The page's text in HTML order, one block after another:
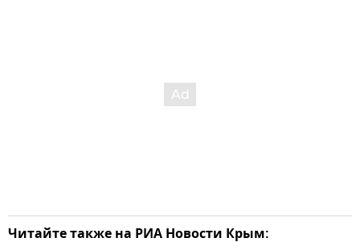
Читайте также на РИА Новости Крым: